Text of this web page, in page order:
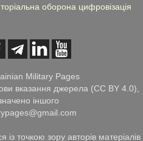
оборона цифровізація
Military Pages
вказання джерела (CC BY 4.0),
іншого
із точкою зору авторів матеріалів